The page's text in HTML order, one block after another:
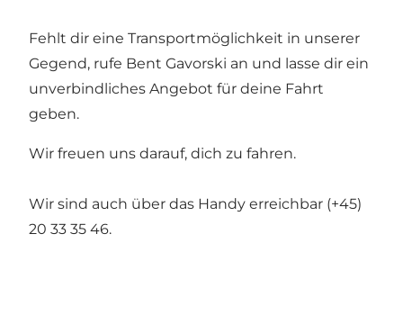
Fehlt dir eine Transportmöglichkeit in unserer
Gegend, rufe Bent Gavorski an und lasse dir ein
unverbindliches Angebot für deine Fahrt
geben.
Wir freuen uns darauf, dich zu fahren.
Wir sind auch über das Handy erreichbar (+45)
20 33 35 46.